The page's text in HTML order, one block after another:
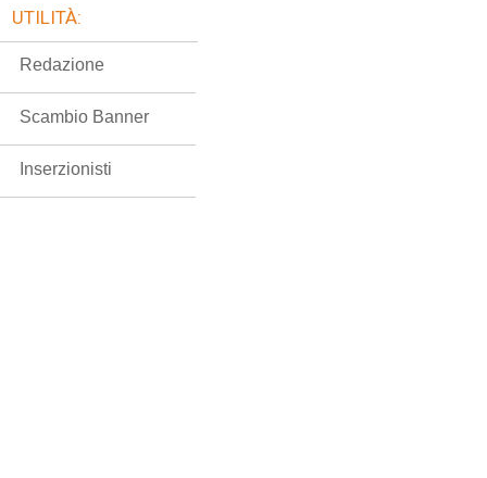
UTILITÀ:
Redazione
Scambio Banner
Inserzionisti